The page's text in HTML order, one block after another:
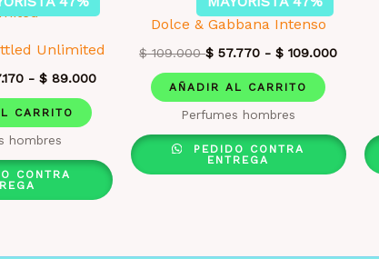
Unlimited
-$ 89.000
CARRITO
hombres
CONTRA
Dolce & Gabbana Intenso
$109.000 $ 57.770 -$ 109.000
AÑADIR AL CARRITO
Perfumes hombres
PEDIDO CONTRA
ENTREGA